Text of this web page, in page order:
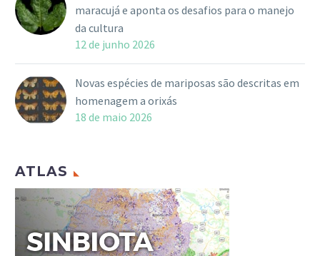
maracujá e aponta os desafios para o manejo
da cultura
12 de junho 2026
Novas espécies de mariposas são descritas em
homenagem a orixás
18 de maio 2026
ATLAS